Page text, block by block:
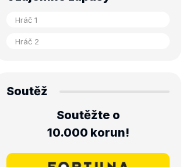
Soutěž
Soutěžte o
10.000 korun!